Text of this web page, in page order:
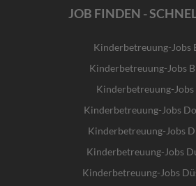
JOB FINDEN -
Kinderbetreuung-Jobs
Kinderbetreuung-Jobs
Kinderbetreuung-
Kinderbetreuung-Jobs
Kinderbetreuung-Jobs
Kinderbetreuung-Jobs
Kinderbetreuung-Jobs